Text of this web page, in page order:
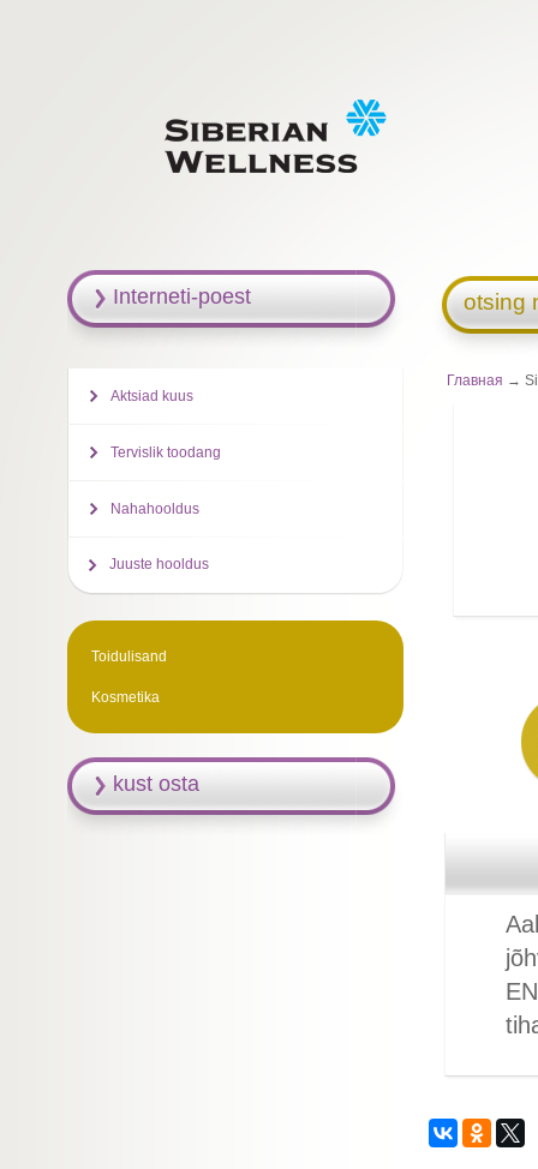
otsing
Главная →
Interneti-poest
Aktsiad kuus
Tervislik toodang
Nahahooldus
Juuste hooldus
Toidulisand
Kosmetika
kust osta